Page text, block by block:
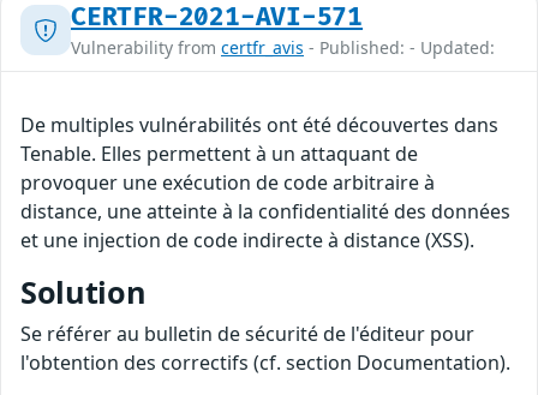
CERTFR-2021-AVI-571
Vulnerability from certfr_avis - Published: - Updated:
De multiples vulnérabilités ont été découvertes dans
Tenable. Elles permettent à un attaquant de
provoquer une exécution de code arbitraire à
distance, une atteinte à la confidentialité des données
et une injection de code indirecte à distance (XSS).
Solution
Se référer au bulletin de sécurité de l'éditeur pour
l'obtention des correctifs (cf. section Documentation).